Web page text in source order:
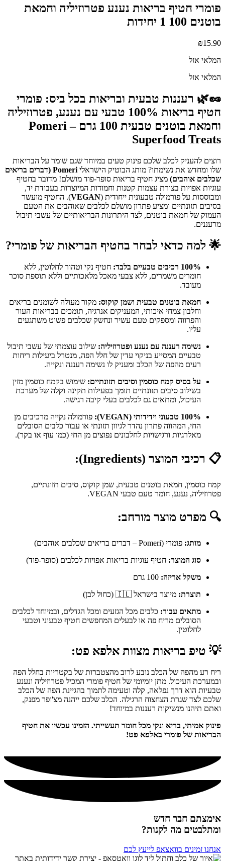
פומרי חטיף בריאות נענע פטרוזיליה וחמאת
בוטנים 100 1 יחידות
₪15.90
המלאי אזל
המלאי אזל
🥜🌿 רעננות טבעית ובריאות בכל ביס: פומרי
חטיף בריאות 100% טבעי עם נענע, פטרוזיליה
וחמאת בוטנים טבעית 100 גרם – Pomeri
Superfood Treats
רוצים להעניק לכלב שלכם פינוק טעים במיוחד שגם שומר על הבריאות
שלו ומחדש את נשימתו? מותג הבוטיק הישראלי
Pomeri (דברים בריאים
שכלבים אוהבים) מציג חטיף בריאות סופר-פוד מושלם! מדובר בחטיף
עוגיות אפויות בצורת עצמות קטנות וחמודות המיוצרות בעבודת יד,
ומבוססות על פורמולה טבעונית ייחודית (VEGAN). החטיף מועשר
בסיבים תזונתיים ומציע פתרון מושלם לכלבים שאוהבים את הטעם
העמוק של חמאת בוטנים, לצד היתרונות הבריאותיים של עשבי תיבול
מרעננים.
🌟 למה כדאי לבחר בחטיף הבריאות של פומרי?
100% רכיבים טבעיים בלבד:
חטיף נקי וטהור לחלוטין, ללא
חומרים משמרים, ללא צבעי מאכל מלאכותיים וללא תוספת סוכר
מעובד.
חמאת בוטנים טבעית ושמן קוקוס: מקור מעולה לשומנים בריאים
וחלבון צמחי איכותי, המעניקים אנרגיה, תומכים בבריאות העור
והפרווה ומספקים טעם עשיר ונחשק שכלבים פשוט משתגעים
עליו.
נשימה רעננה עם נענע ופטרוזיליה: שילוב עוצמתי של עשבי תיבול
טבעיים המסייע בניקוי עדין של חלל הפה, מנטרל ביעילות ריחות
רעים מהפה של הכלב ומעניק לו נשימה רעננה ונקייה.
על בסיס קמח כוסמין וסיבים תזונתיים: שימוש בקמח כוסמין מזין
בשילוב סיבים תזונתיים תומך בפעילות תקינה וקלה של מערכת
העיכול, ומתאים גם לכלבים בעלי קיבה רגישה.
100% טבעוני וידידותי (VEGAN):
פורמולה נקייה מרכיבים מן
החי, המהווה פתרון נהדר לגיוון תזונתי או עבור כלבים הסובלים
מאלרגיות ורגישויות לחלבונים נפוצים מן החי (כמו עוף או בקר).
📋 רכיבי המוצר (Ingredients):
קמח כוסמין, חמאת בוטנים טבעית, שמן קוקוס, סיבים תזונתיים,
פטרוזיליה, נענע, חומר טעם טבעי VEGAN.
🔍 מפרט מוצר מורחב:
מותג: פומרי (Pomeri – דברים בריאים שכלבים אוהבים)
סוג המוצר: חטיף עוגיות בריאות אפויות לכלבים (סופר-פוד)
משקל אריזה:
תוצרת: מיוצר בישראל 🇮🇱 (כחול לבן)
מתאים עבור: כלבים מכל הגזעים ומכל הגדלים, ובמיוחד לכלבים
הסובלים מריח פה או לבעלים המחפשים חטיף טבעוני וטבעי
לחלוטין.
💡 טיפ בריאות מצוות אלפא פט:
ריח רע מהפה של הכלב נובע לרוב מהצטברות של בקטריות בחלל הפה
ובמערכת העיכול. מתן יומיומי של חטיף פומרי המכיל פטרוזיליה ונענע
טבעיות הוא דרך נפלאה, קלה וטעימה לתמוך בהגיינת הפה של הכלב
שלכם לצד שגרת הצחצוח הרגילה. הכלב שלכם ייהנה מצ'ופר מפנק,
ואתם תיהנו מנשיקות רעננות במיוחד!
פינוק אמיתי, בריא ונקי מכל חומר תעשייתי. הזמינו עכשיו את חטיף
הבריאות של פומרי באלפא פט!
אימצתם חבר חדש
ומתלבטים מה לקנות?
אנחנו זמינים בוואצאפ לייעץ לכם